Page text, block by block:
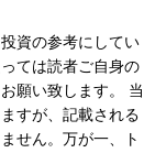
資の参考にしてい
ては読者ご自身の
願い致します。 当
すが、記載される
せん。万が一、ト